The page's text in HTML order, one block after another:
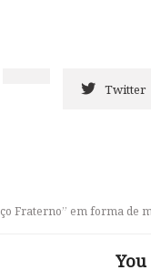
Twitter
Fraterno” em forma de